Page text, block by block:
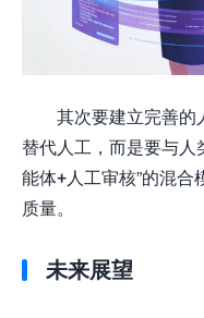
其次要建立完善的
替代人工，而是要与人
能体+人工审核”的混合
质量。
未来展望